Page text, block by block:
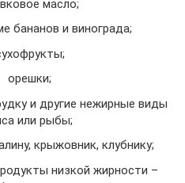
масло;
бананов и винограда;
орешки;
и другие нежирные виды
или рыбы;
крыжовник, клубнику;
низкой жирности –